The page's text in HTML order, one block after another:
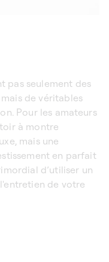
pas seulement des
de véritables
Pour les amateurs
à montre
mais une
en parfait
d’utiliser un
de votre